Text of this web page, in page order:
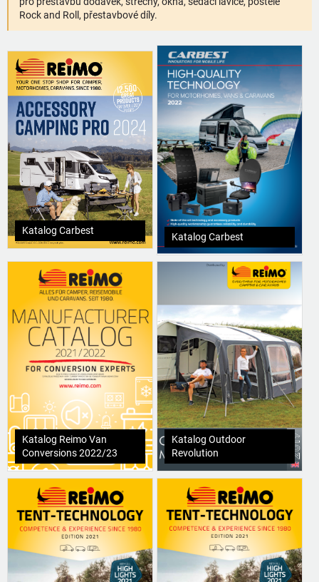
Rock and Roll, přestavbové díly.
Katalog Carbest
Katalog Carbest
Katalog Reimo Van
Conversions 2022/23
Katalog Outdoor
Revolution